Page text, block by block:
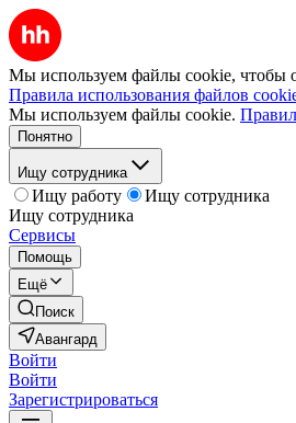
Мы используем файлы cookie, чтобы
Правила использования файлов
Мы используем файлы cookie.
Понятно
Ищу сотрудника
Ищу работу
Ищу сотрудника
Ищу сотрудника
Сервисы
Помощь
Ещё
Поиск
Авангард
Войти
Войти
Зарегистрироваться